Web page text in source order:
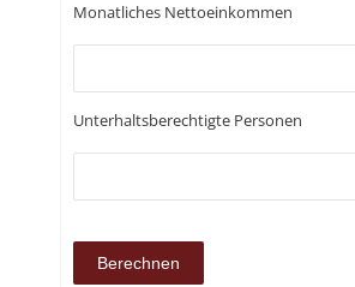
Monatliches Nettoeinkommen
Unterhaltsberechtigte Personen